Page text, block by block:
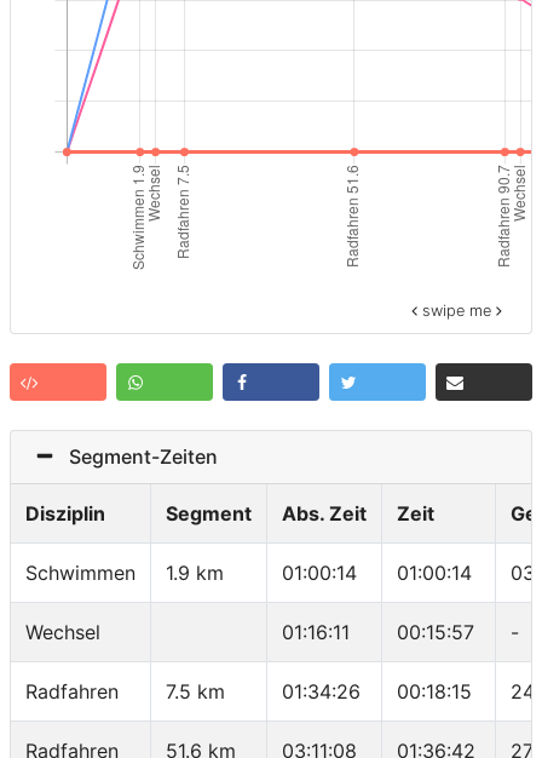
swipe me
Segment-Zeiten
Disziplin Segment Abs. Zeit Zeit
Schwimmen 1.9 km 01:00:14 01:00:14
Wechsel 01:16:11 00:15:57 -
Radfahren 7.5 km 01:34:26 00:18:15
Radfahren 51.6 km 03:11:08 01:36:42